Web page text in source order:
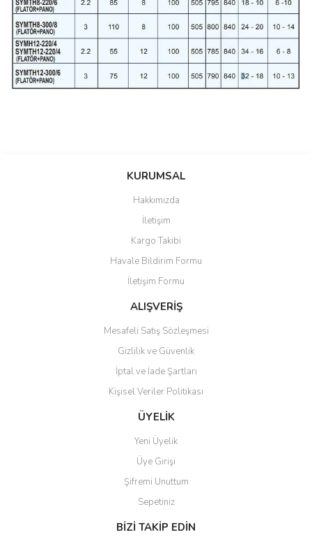
Bu ürüne ilk yorumu siz yapın!
Yorum Yaz
Ürün resmi kalitesiz, bozuk veya görüntülenemiyor.
Ürün açıklamasında eksik bilgiler bulunuyor.
Ürün bilgilerinde hatalar bulunuyor.
Ürün fiyatı diğer sitelerden daha pahalı.
Bu ürüne benzer farklı alternatifler olmalı.
Gönder
KURUMSAL
Hakkımızda
İletişim
Kargo Takibi
Havale Bildirim Formu
İletişim Formu
ALIŞVERİŞ
Mesafeli Satış Sözleşmesi
Gizlilik ve Güvenlik
İptal ve İade Şartları
Kişisel Veriler Politikası
ÜYELİK
Yeni Üyelik
Üye Girişi
Şifremi Unuttum
Sepetiniz
BİZİ TAKİP EDİN